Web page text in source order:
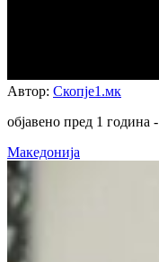
Автор: Скопје1.мк
објавено пред 1 година -
Македонија